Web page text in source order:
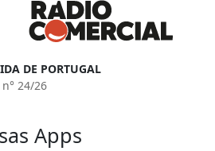
DE PORTUGAL
24/26
Apps